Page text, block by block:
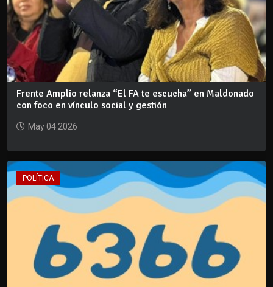
Frente Amplio relanza “El FA te escucha” en Maldonado
con foco en vínculo social y gestión
May 04 2026
POLÍTICA